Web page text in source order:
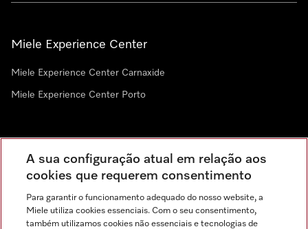
Miele Experience Center
Miele Experience Center Carnaxide
Miele Experience Center Porto
A sua configuração atual em relação aos
cookies que requerem consentimento
Para garantir o funcionamento adequado do nosso website, a
Miele utiliza cookies essenciais. Com o seu consentimento,
também utilizamos cookies não essenciais e tecnologias de